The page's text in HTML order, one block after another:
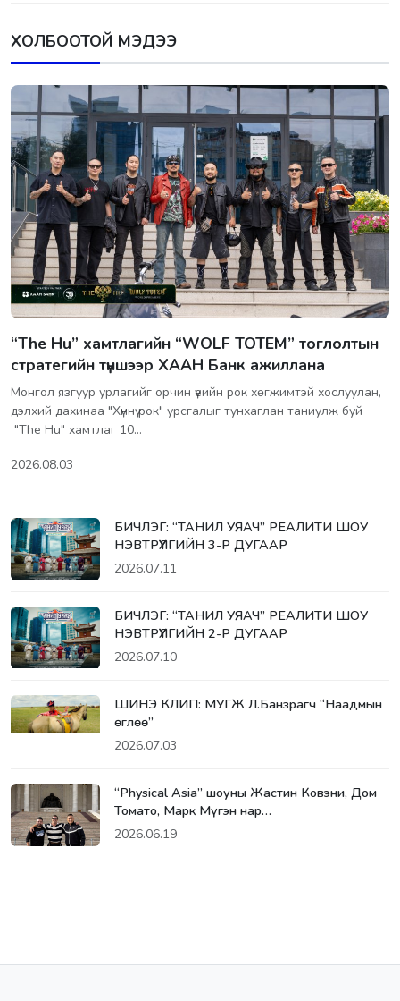
ХОЛБООТОЙ МЭДЭЭ
“The Hu” хамтлагийн “WOLF TOTEM” тоглолтын
стратегийн түншээр ХААН Банк ажиллана
Монгол язгуур урлагийг орчин үеийн рок хөгжимтэй хослуулан,
дэлхий дахинаа "Хүннү рок" урсгалыг тунхаглан таниулж буй
"The Hu" хамтлаг 10…
2026.08.03
БИЧЛЭГ: “ТАНИЛ УЯАЧ” РЕАЛИТИ ШОУ
НЭВТРҮҮЛГИЙН 3-Р ДУГААР
2026.07.11
БИЧЛЭГ: “ТАНИЛ УЯАЧ” РЕАЛИТИ ШОУ
НЭВТРҮҮЛГИЙН 2-Р ДУГААР
2026.07.10
ШИНЭ КЛИП: МУГЖ Л.Банзрагч “Наадмын
өглөө”
2026.07.03
“Physical Asia” шоуны Жастин Ковэни, Дом
Томато, Марк Мүгэн нар…
2026.06.19